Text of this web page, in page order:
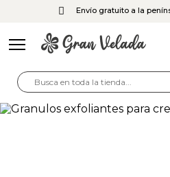
Envío gratuito a la